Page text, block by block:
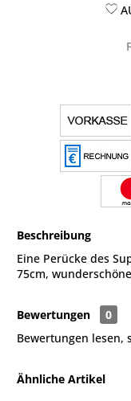
Beschreibung
Eine Perücke des
75cm,
Bewertungen
0
Bewertungen lesen,
Ähnliche Artikel